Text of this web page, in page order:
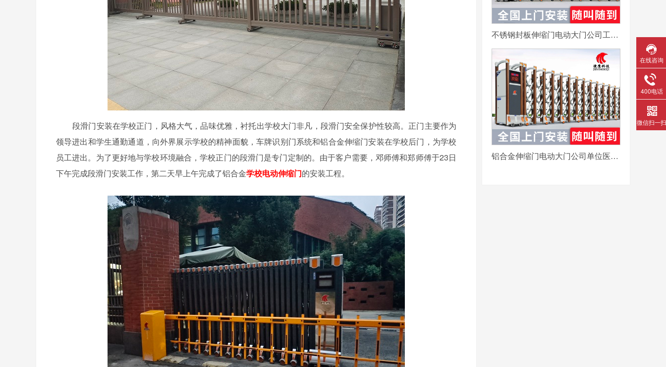
段滑门安装在学校正门，风格大气，品味优雅，衬托出学校大门非凡，段滑门安全保护性较高。正门主要作为
领导进出和学生通勤通道，向外界展示学校的精神面貌，车牌识别门系统和铝合金伸缩门安装在学校后门，为学校
员工进出。为了更好地与学校环境融合，学校正门的段滑门是专门定制的。由于客户需要，邓师傅和郑师傅于23日
下午完成段滑门安装工作，第二天早上午完成了铝合金学校电动伸缩门的安装工程。
不锈钢封板伸缩门电动大门公司工厂工地分段折叠平移自动收缩门
铝合金伸缩门电动大门公司单位医院工厂分段平移折叠自动收缩门
在线咨询
400电话
微信扫一扫